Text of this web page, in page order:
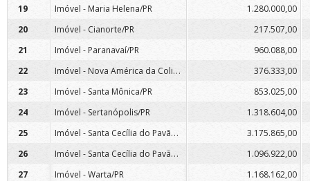
19
Imóvel - Maria Helena/PR
1.280.000,00
20
Imóvel - Cianorte/PR
217.507,00
21
Imóvel - Paranavaí/PR
960.088,00
22
Imóvel - Nova América da Colina/PR
376.333,00
23
Imóvel - Santa Mônica/PR
853.025,00
24
Imóvel - Sertanópolis/PR
1.318.604,00
25
Imóvel - Santa Cecília do Pavão/PR
3.175.865,00
26
Imóvel - Santa Cecília do Pavão/PR
1.096.922,00
27
Imóvel - Warta/PR 1.168.162,00